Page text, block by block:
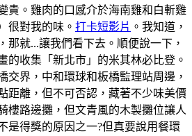
貴。雞肉的口感介於海南雞和白斬雞
很對我的味。 打卡短影片 。我知道，
那就...讓我們看下去。順便說一下，
的收集「新北市」的米其林必比登。
交界，中和環球和板橋監理站周邊，
距離，但不可否認，藏著不少味美價
樓路邊攤，但文青風的木製攤位讓人
是得獎的原因之一?但真要說用餐環